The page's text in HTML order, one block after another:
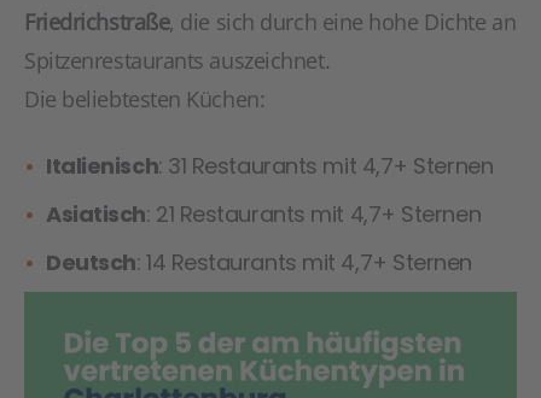
Friedrichstraße, die sich durch eine hohe Dichte an
Spitzenrestaurants auszeichnet.
Die beliebtesten Küchen:
Italienisch: 31 Restaurants mit 4,7+ Sternen
Asiatisch: 21 Restaurants mit 4,7+ Sternen
Deutsch: 14 Restaurants mit 4,7+ Sternen